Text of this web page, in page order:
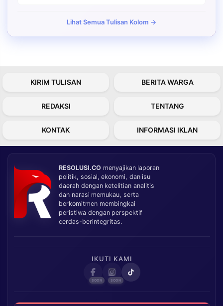
Lihat Semua Tulisan Kolom →
KIRIM TULISAN BERITA WARGA
REDAKSI TENTANG
KONTAK INFORMASI IKLAN
RESOLUSI.CO menyajikan laporan
politik, sosial, ekonomi, dan isu
daerah dengan ketelitian analitis
dan narasi memukau, serta
berkomitmen membingkai
peristiwa dengan perspektif
cerdas-berintegritas.
IKUTI KAMI